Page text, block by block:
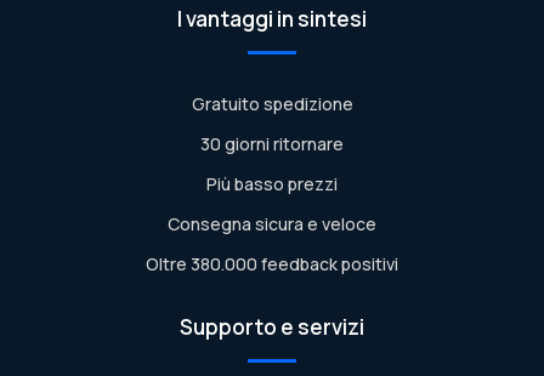
I vantaggi in sintesi
Gratuito spedizione
30 giorni ritornare
Più basso prezzi
Consegna sicura e veloce
Oltre 380.000 feedback positivi
Supporto e servizi